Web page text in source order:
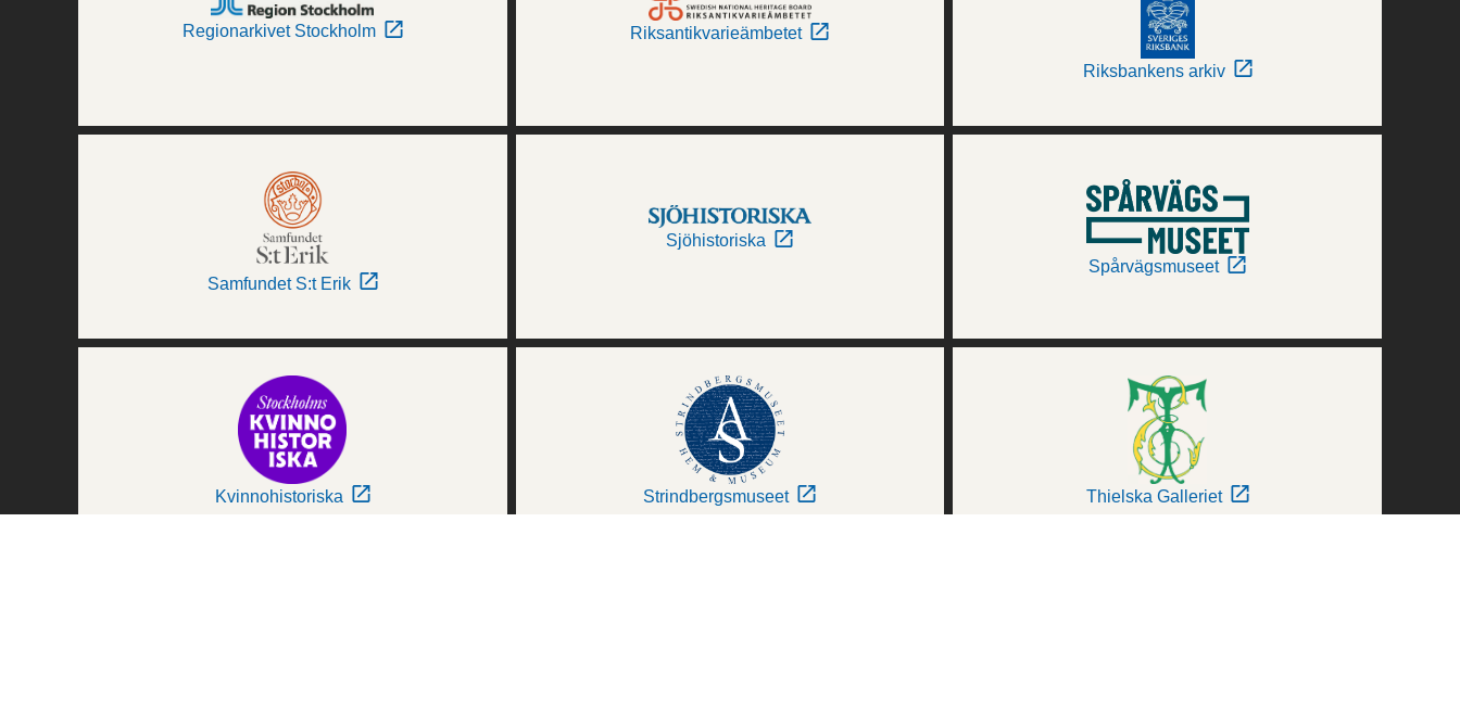
Regionarkivet Stockholm Riksantikvarieämbetet
Riksbankens arkiv
Samfundet S:t Erik
Sjöhistoriska
Spårvägsmuseet
Kvinnohistoriska Strindbergsmuseet Thielska Galleriet